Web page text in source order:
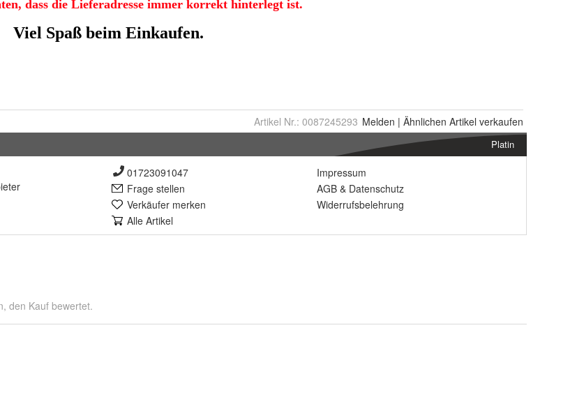
Artikel Nr.: 0087245293 Melden | Ähnlichen Artikel verkaufen
Platin
01723091047
Frage stellen
Verkäufer merken
Alle Artikel
Impressum
AGB & Datenschutz
Widerrufsbelehrung
den Kauf bewertet.